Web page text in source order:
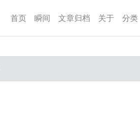
首页 瞬间 文章归档 关于 分类